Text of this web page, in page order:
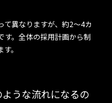
て異なりますが、約2～4カ
す。全体の採用計画から制
。
うな流れになるの